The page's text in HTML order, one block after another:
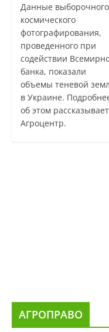
Данные выборочного
космического
фотографирования,
проведенного при
содействии
банка, показали
объемы теневой
в Украине.
об этом рассказывает
Агроцентр.
АГРОПРАВО